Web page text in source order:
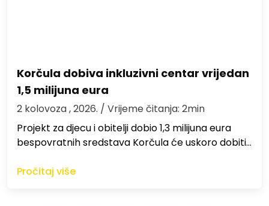
Korčula dobiva inkluzivni centar vrijedan
1,5 milijuna eura
2 kolovoza , 2026. / Vrijeme čitanja: 2min
Projekt za djecu i obitelji dobio 1,3 milijuna eura
bespovratnih sredstava Korčula će uskoro dobiti…
Pročitaj više